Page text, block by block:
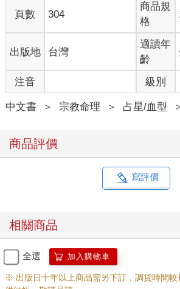
頁數 304
商品規
格
出版地 台灣
適讀年
齡
注音 級別
中文書 ＞ 宗教命理 ＞ 占星/血型
商品評價
寫評價
相關商品
全選 加入購物車
※ 出版日十年以上商品需另下訂，調貨時間較